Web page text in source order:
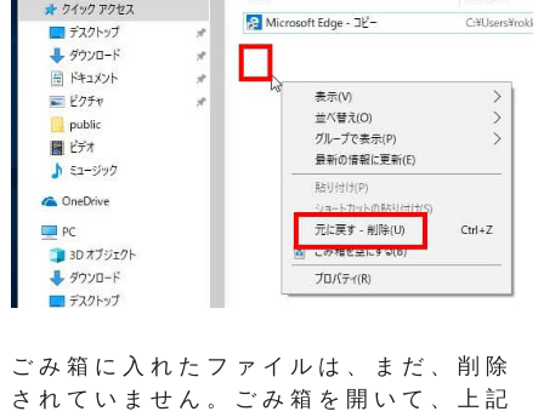
ごみ箱に入れたファイルは、まだ、削除
されていません。ごみ箱を開いて、上記